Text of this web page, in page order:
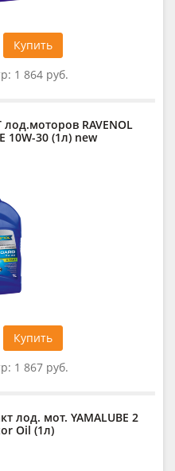
Купить
1 864 руб.
RAVENOL
10W-30 (1л) new
Купить
1 867 руб.
лод. мот. YAMALUBE 2
Oil (1л)